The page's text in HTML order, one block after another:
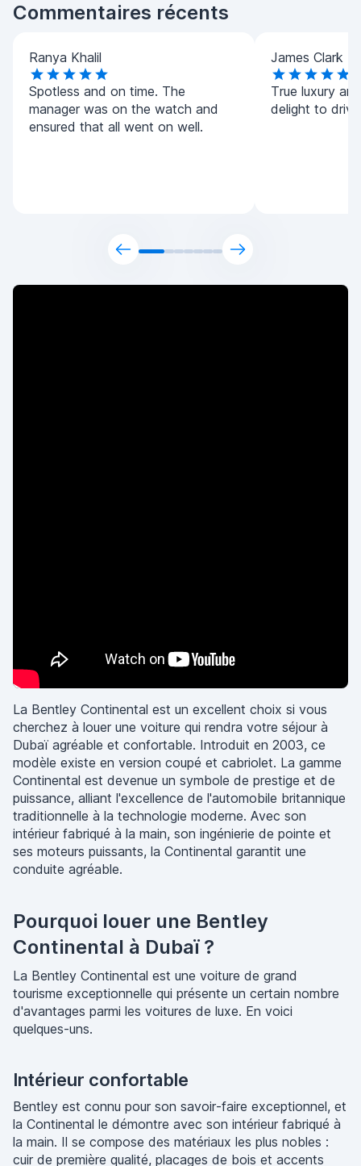
Commentaires récents
Ranya Khalil
Spotless and on time. The
manager was on the watch and
ensured that all went on well.
James Clark
True luxury
delight to
La Bentley Continental est un excellent choix si vous
cherchez à louer une voiture qui rendra votre séjour à
Dubaï agréable et confortable. Introduit en 2003, ce
modèle existe en version coupé et cabriolet. La gamme
Continental est devenue un symbole de prestige et de
puissance, alliant l'excellence de l'automobile britannique
traditionnelle à la technologie moderne. Avec son
intérieur fabriqué à la main, son ingénierie de pointe et
ses moteurs puissants, la Continental garantit une
conduite agréable.
Pourquoi louer une Bentley
Continental à Dubaï ?
La Bentley Continental est une voiture de grand
tourisme exceptionnelle qui présente un certain nombre
d'avantages parmi les voitures de luxe. En voici
quelques-uns.
Intérieur confortable
Bentley est connu pour son savoir-faire exceptionnel, et
la Continental le démontre avec son intérieur fabriqué à
la main. Il se compose des matériaux les plus nobles :
cuir de première qualité, placages de bois et accents